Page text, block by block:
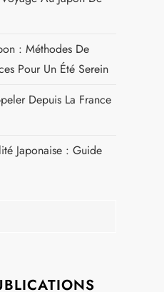
Pour Rejoindre
Au Japon : Les
Japonaises :
Facile Pour Un
Au Japon De
: Méthodes De
Pour Un Été Serein